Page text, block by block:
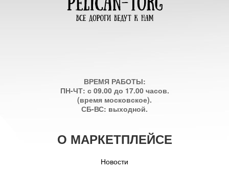
ВРЕМЯ РАБОТЫ:
ПН-ЧТ: с 09.00 до 17.00 часов.
(время московское).
СБ-ВС: выходной.
О МАРКЕТПЛЕЙСЕ
Новости